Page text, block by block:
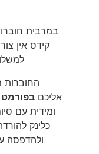
במרבית
קידס אין
החוברות
אליכם בפורמט PDF
ומידית עם
כלינק
ולהדפסה